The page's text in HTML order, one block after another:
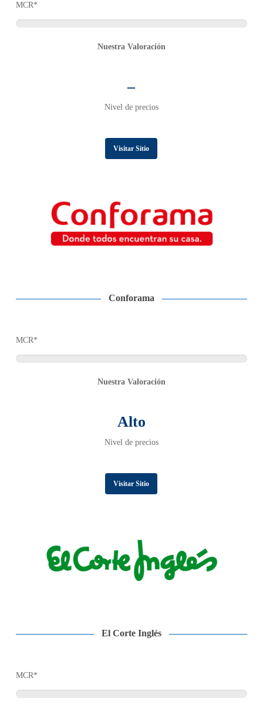
MCR*
Nuestra Valoración
–
Nivel de precios
Visitar Sitio
Conforama
MCR*
Nuestra Valoración
Alto
Nivel de precios
Visitar Sitio
El Corte Inglés
MCR*